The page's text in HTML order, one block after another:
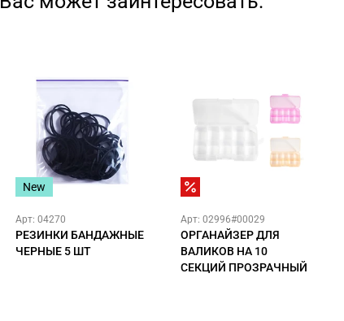
New
Арт: 04270
РЕЗИНКИ БАНДАЖНЫЕ
ЧЕРНЫЕ 5 ШТ
Арт: 02996#00029
ОРГАНАЙЗЕР ДЛЯ
ВАЛИКОВ НА 10
СЕКЦИЙ ПРОЗРАЧНЫЙ